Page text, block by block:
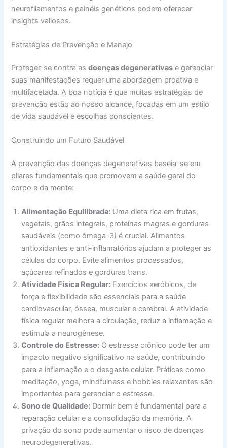
neurofilamentos e painéis genéticos podem oferecer
insights valiosos.
Estratégias de Prevenção e Manejo
Proteger-se contra asdoenças degenerativas e gerenciar
suas manifestações requer uma abordagem proativa e
multifacetada. A boa notícia é que muitas estratégias de
prevenção estão ao nosso alcance, focadas em um estilo
de vida saudável e escolhas conscientes.
Construindo um Futuro Saudável
A prevenção das doenças degenerativas baseia-se em
pilares fundamentais que promovem a saúde geral do
corpo e da mente:
Alimentação Equilibrada: Uma dieta rica em frutas,
vegetais, grãos integrais, proteínas magras e gorduras
saudáveis (como ômega-3) é crucial. Alimentos
antioxidantes e anti-inflamatórios ajudam a proteger as
células do corpo. Evite alimentos processados,
açúcares refinados e gorduras trans.
Atividade Física Regular: Exercícios aeróbicos, de
força e flexibilidade são essenciais para a saúde
cardiovascular, óssea, muscular e cerebral. A atividade
física regular melhora a circulação, reduz a inflamação e
estimula a neurogênese.
Controle do Estresse: O estresse crônico pode ter um
impacto negativo significativo na saúde, contribuindo
para a inflamação e o desgaste celular. Práticas como
meditação, yoga, mindfulness e hobbies relaxantes são
importantes para gerenciar o estresse.
Sono de Qualidade: Dormir bem é fundamental para a
reparação celular e a consolidação da memória. A
privação do sono pode aumentar o risco de doenças
neurodegenerativas.